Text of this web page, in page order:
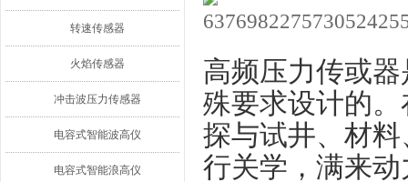
转速传感器
火焰传感器
冲击波压力传感器
电容式智能波高仪
电容式智能浪高仪
高频压力传或
殊要求设计的
探与试井、材
行关学，满来